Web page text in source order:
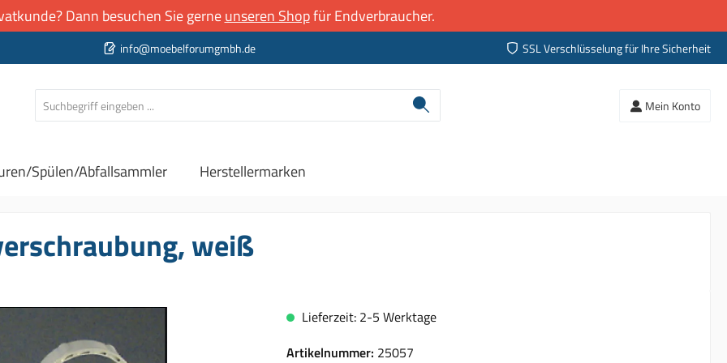
Dann besuchen Sie gerneunseren Shopfür Endverbraucher.
info@moebelforumgmbh.de SSL Verschlüsselung für Ihre Sicherheit
Mein Konto
Spülen/Abfallsammler Herstellermarken
weiß
Lieferzeit: 2-5 Werktage
Artikelnummer: 25057